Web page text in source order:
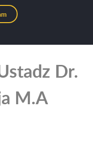
Dr.
M.A